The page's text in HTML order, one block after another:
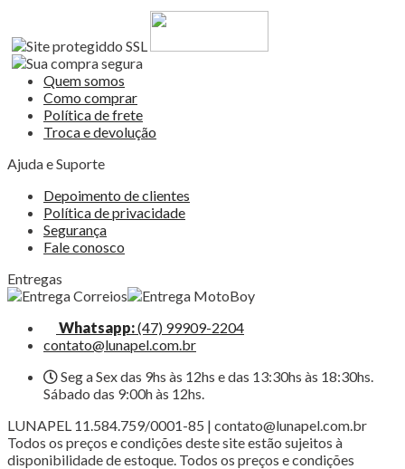
Quem somos
Como comprar
Política de frete
Troca e devolução
Ajuda e Suporte
Depoimento de clientes
Política de privacidade
Segurança
Fale conosco
Entregas
Whatsapp:(47) 99909-2204
contato@lunapel.com.br
Seg a Sex das 9hs às 12hs e das 13:30hs às 18:30hs.
Sábado das 9:00h às 12hs.
LUNAPEL 11.584.759/0001-85 | contato@lunapel.com.br
Todos os preços e condições deste site estão sujeitos à
disponibilidade de estoque. Todos os preços e condições